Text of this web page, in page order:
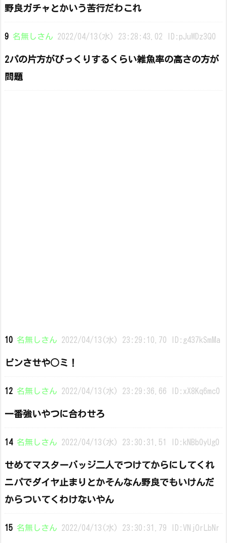
野良ガチャとかいう苦行だわこれ
9 名無しさん 2022/04/13(水) 23:28:43.02 ID:pJuWDz3Q0
2パの片方がびっくりするくらい雑魚率の高さの方が
問題
10 名無しさん 2022/04/13(水) 23:29:10.70 ID:g437kSmMa
ピンさせや○ミ！
12 名無しさん 2022/04/13(水) 23:29:36.66 ID:xX8Kq6mc0
一番強いやつに合わせろ
14 名無しさん 2022/04/13(水) 23:30:31.51 ID:kNBb0yUg0
せめてマスターバッジ二人でつけてからにしてくれ
ニパでダイヤ止まりとかそんなん野良でもいけんだ
からついてくわけないやん
15 名無しさん 2022/04/13(水) 23:30:31.79 ID:VNjOrLbNr